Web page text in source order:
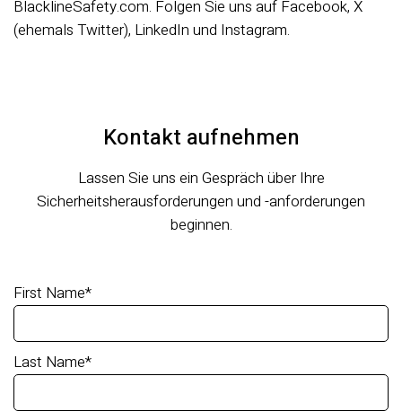
BlacklineSafety.com. Folgen Sie uns auf Facebook, X
(ehemals Twitter), LinkedIn und Instagram.
Kontakt aufnehmen
Lassen Sie uns ein Gespräch über Ihre
Sicherheitsherausforderungen und -anforderungen
beginnen.
First Name*
Last Name*